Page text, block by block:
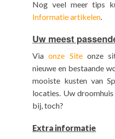
Nog veel meer tips
Informatie artikelen.
Uw meest
Viaonze Siteonze
nieuwe en bestaande
mooiste kusten van
locaties. Uw
bij, toch?
Extra informatie